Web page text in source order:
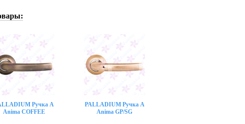
Ручка A
Anima COFFEE
PALLADIUM Ручка A
Anima GP/SG